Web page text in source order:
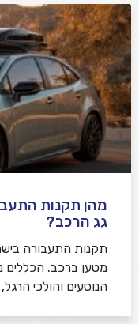
מהן תקנות
גג הרכב?
תקנות התעבורה
מטען ברכב. הכללים
הנוסעים והולכי הרגל,